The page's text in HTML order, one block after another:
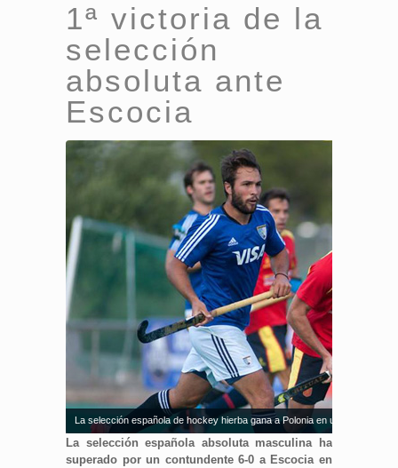
1ª victoria de la
selección
absoluta ante
Escocia
La selección española de hockey hierba gana a Polonia en un amistoso.
La selección española absoluta masculina ha
superado por un contundente 6-0 a Escocia en